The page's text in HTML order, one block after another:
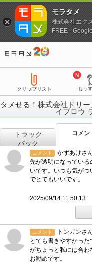
クリップリスト もう
タメせる！株式会社ドリ
イブロウ
トラック
バック
コメン
コメント
かずあけさん
先が透明になっている
いです。いつも気が
でとてもいいです。
2025/09/14 11:50:13
コメント
トンガンさん
とても書きやすかっ
がちょっと私には合わ
お勧めです。
モラタメ
株式会社エク
FREE -